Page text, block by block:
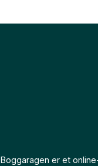
Boggaragen er et